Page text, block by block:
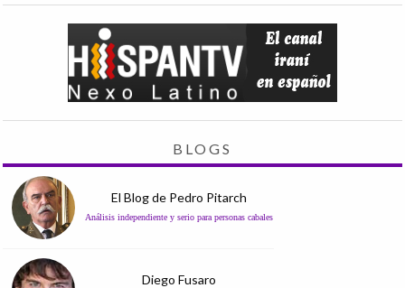
BLOGS
El Blog de Pedro Pitarch
Análisis independiente y serio para personas cabales
Diego Fusaro